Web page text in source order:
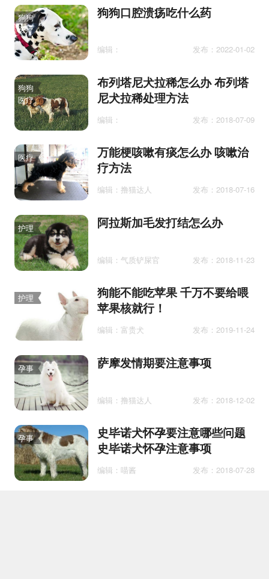
狗狗
医疗
狗狗口腔溃疡吃什么药
编辑： 发布：2022-01-02
狗狗
医疗
布列塔尼犬拉稀怎么办 布列塔
尼犬拉稀处理方法
编辑： 发布：2018-07-09
医疗
万能梗咳嗽有痰怎么办 咳嗽治
疗方法
编辑：撸猫达人 发布：2018-07-16
护理 阿拉斯加毛发打结怎么办
编辑：气质铲屎官 发布：2018-11-23
护理
狗能不能吃苹果 千万不要给喂
苹果核就行！
编辑：富贵犬 发布：2019-11-24
孕事 萨摩发情期要注意事项
编辑：撸猫达人 发布：2018-12-02
孕事
史毕诺犬怀孕要注意哪些问题
史毕诺犬怀孕注意事项
编辑：喵酱 发布：2018-07-28